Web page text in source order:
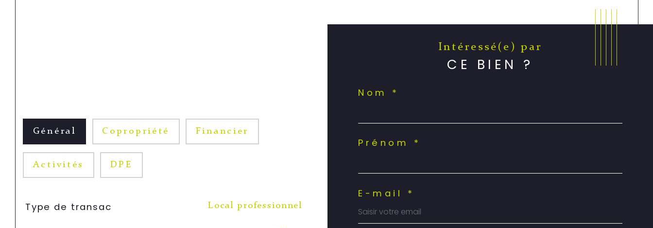
Général Copropriété Financier
Activités DPE
TRAD_SIROCCO_Caracteristique
Type de transac Local professionnel
Intéressé(e) par
CE BIEN ?
Nom *
Prénom *
E-mail *